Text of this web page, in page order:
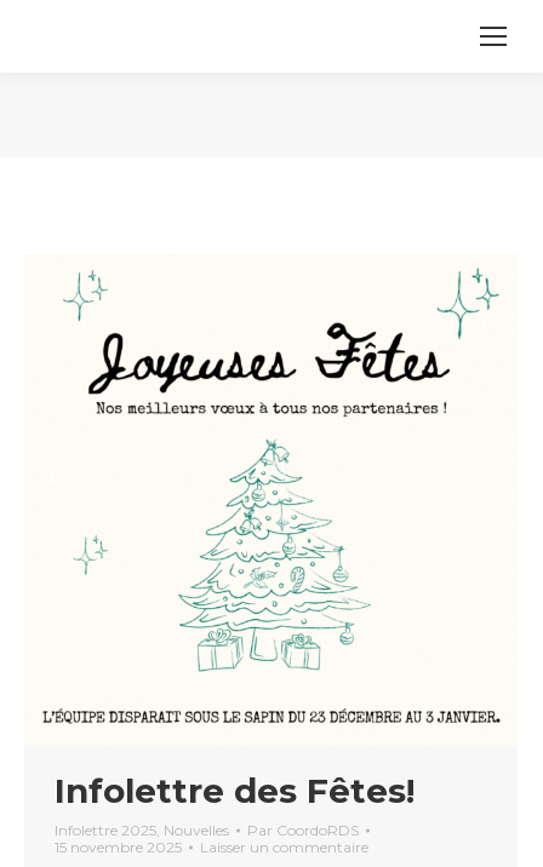
Infolettre des Fêtes!
Infolettre 2025, Nouvelles Par CoordoRDS
15 novembre 2025
Laisser un commentaire